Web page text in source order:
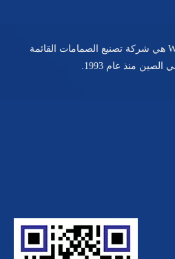
WENZHOU PIONEER VALVE هي شركة تصنيع الصمامات القائمة
منذ عام 1993.